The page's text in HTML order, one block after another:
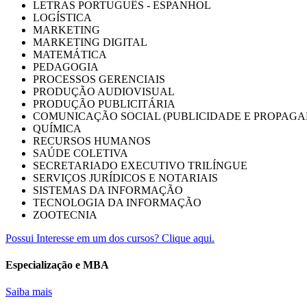
LETRAS PORTUGUÊS - ESPANHOL
LOGÍSTICA
MARKETING
MARKETING DIGITAL
MATEMÁTICA
PEDAGOGIA
PROCESSOS GERENCIAIS
PRODUÇÃO AUDIOVISUAL
PRODUÇÃO PUBLICITÁRIA
COMUNICAÇÃO SOCIAL (PUBLICIDADE E
QUÍMICA
RECURSOS HUMANOS
SAÚDE COLETIVA
SECRETARIADO EXECUTIVO TRILÍNGUE
SERVIÇOS JURÍDICOS E NOTARIAIS
SISTEMAS DA INFORMAÇÃO
TECNOLOGIA DA INFORMAÇÃO
ZOOTECNIA
Possui Interesse em um dos cursos? Clique aqui.
Especialização e MBA
Saiba mais